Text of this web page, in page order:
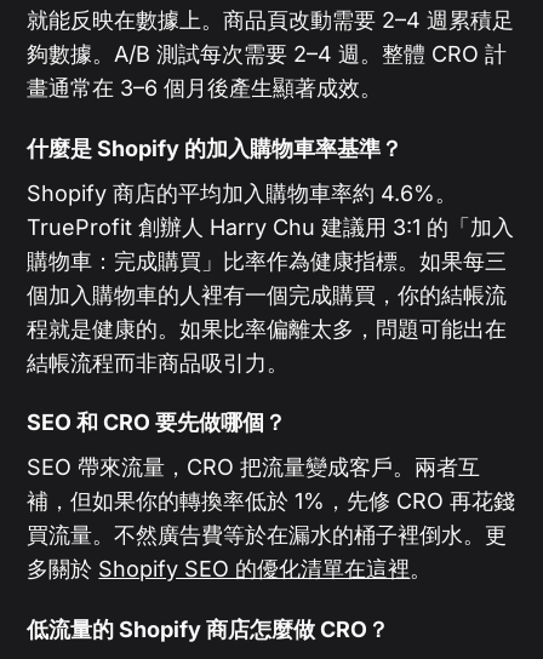
就能反映在數據上。商品頁改動需要 2–4 週累積足
夠數據。A/B 測試每次需要 2–4 週。整體 CRO 計
畫通常在 3–6 個月後產生顯著成效。
什麼是 Shopify 的加入購物車率基準？
Shopify 商店的平均加入購物車率約 4.6%。
TrueProfit 創辦人 Harry Chu 建議用 3:1 的「加入
購物車：完成購買」比率作為健康指標。如果每三
個加入購物車的人裡有一個完成購買，你的結帳流
程就是健康的。如果比率偏離太多，問題可能出在
結帳流程而非商品吸引力。
SEO 和 CRO 要先做哪個？
SEO 帶來流量，CRO 把流量變成客戶。兩者互
補，但如果你的轉換率低於 1%，先修 CRO 再花錢
買流量。不然廣告費等於在漏水的桶子裡倒水。更
多關於 Shopify SEO 的優化清單在這裡。
低流量的 Shopify 商店怎麼做 CRO？